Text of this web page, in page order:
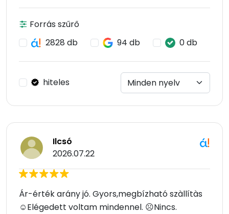
Forrás szűrő
2828 db
94 db 0 db
hiteles
Ilcsó
2026.07.22
Ár-érték arány jó. Gyors,megbízható szàllítàs
☺Elégedett voltam mindennel. ☹Nincs.